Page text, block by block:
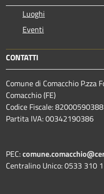
Luoghi
Eventi
CONTATTI
Comune di Comacchio
Comacchio (FE)
Codice Fiscale: 82000590388
Partita IVA: 00342190386
PEC:
Centralino Unico: 0533 310